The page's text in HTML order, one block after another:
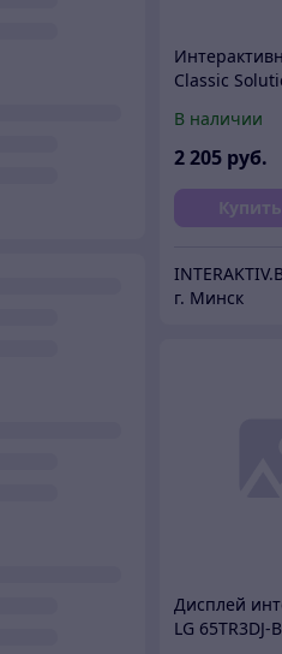
Classic
В наличии
2 205 руб.
Купить
г. Минск
Дисплей
LG 65TR3DJ-B